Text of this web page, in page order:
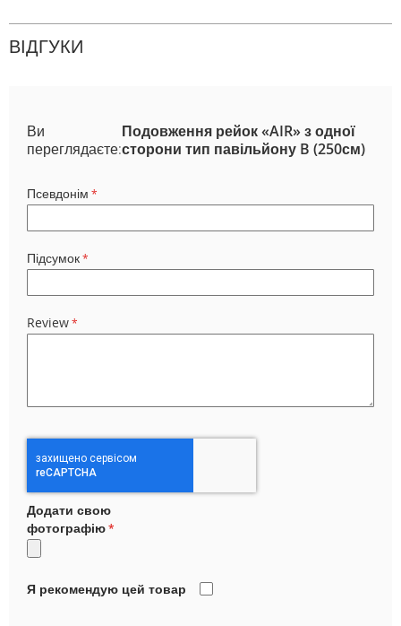
ВІДГУКИ
Ви
переглядаєте:
Подовження рейок «AIR» з одної
сторони тип павільйону B (250см)
Псевдонім
Підсумок
Review
Додати свою
фотографію
Я рекомендую цей товар